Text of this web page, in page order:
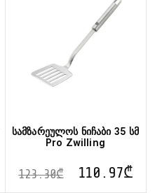
სამზარეულოს ნიჩაბი 35 სმ
Pro Zwilling
123.30₾ 110.97₾